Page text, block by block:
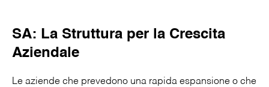
SA: La Struttura per la Crescita
Aziendale
Le aziende che prevedono una rapida espansione o che